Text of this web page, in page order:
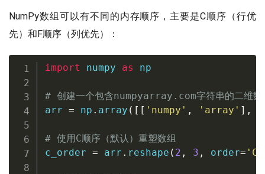
NumPy数组可以有不同的内存顺序，主要是C顺序（行优
先）和F顺序（列优先）：
import numpy as np
# 创建一个包含numpyarray.com字符串的二维数
arr = np . array ( [ [ 'numpy' , 'array' ] ,
# 使用C顺序（默认）重塑数组
c_order = arr . reshape ( 2 , 3 , order= 'C'